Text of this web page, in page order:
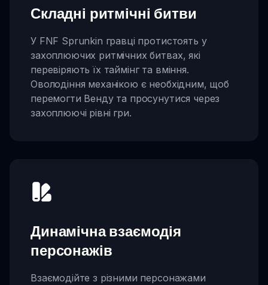
Складні ритмічні битви
У FNF Sprunkin гравці протистоять у
захоплюючих ритмічних битвах, які
перевіряють їх таймінг та вміння.
Оволодіння механікою є необхідним, щоб
перемогти Венду та просунутися через
захоплюючі рівні гри.
Динамічна взаємодія
персонажів
Взаємодійте з різними персонажами